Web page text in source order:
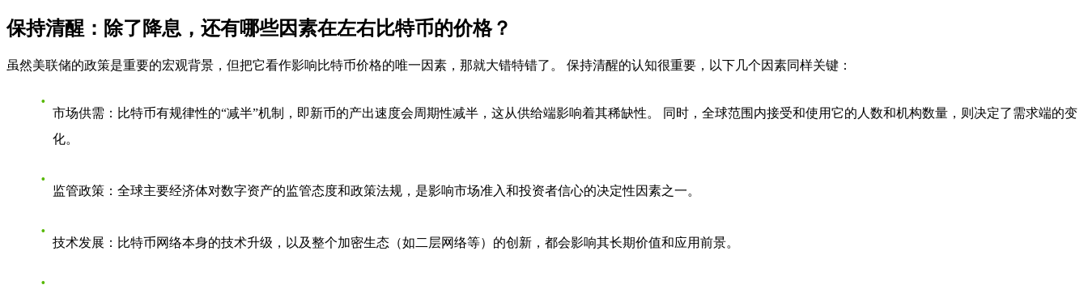
保持清醒：除了降息，还有哪些因素在左右比特币的价格？
虽然美联储的政策是重要的宏观背景，但把它看作影响比特币价格的唯一因素，那就大错特错了。 保持清醒的认知很重要，以下几个因素同样关键：
市场供需 ：比特币有规律性的“减半”机制，即新币的产出速度会周期性减半，这从供给端影响着其稀缺性。 同时，全球范围内接受和使用它的人数和机构数量，则决定了需求端的变
化。
监管政策 ：全球主要经济体对数字资产的监管态度和政策法规，是影响市场准入和投资者信心的决定性因素之一。
技术发展 ：比特币网络本身的技术升级，以及整个加密生态（如二层网络等）的创新，都会影响其长期价值和应用前景。